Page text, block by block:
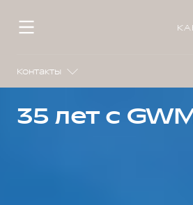
Контакты
35 лет с